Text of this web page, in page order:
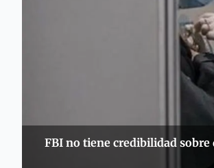
FBI no tiene credibilidad